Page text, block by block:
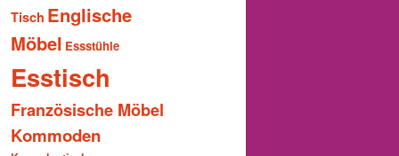
Tisch Englische
Möbel Essstühle
Esstisch
Französische Möbel
Kommoden